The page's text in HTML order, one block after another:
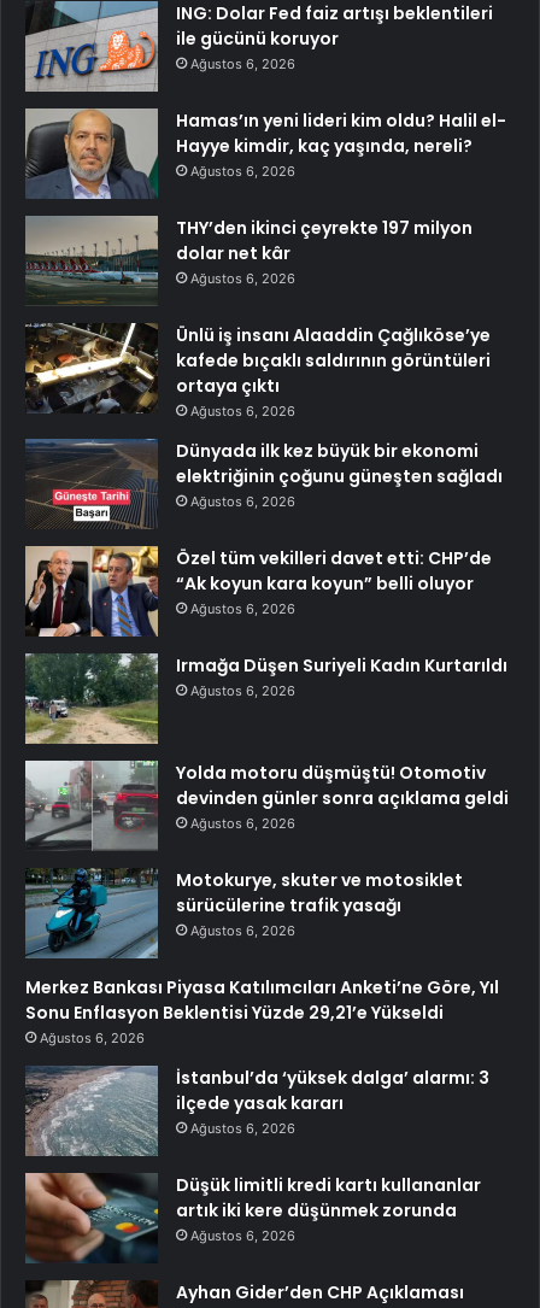
ING: Dolar Fed faiz artışı beklentileri
ile gücünü koruyor
Ağustos 6, 2026
Hamas’ın yeni lideri kim oldu? Halil el-
Hayye kimdir, kaç yaşında, nereli?
Ağustos 6, 2026
THY’den ikinci çeyrekte 197 milyon
dolar net kâr
Ağustos 6, 2026
Ünlü iş insanı Alaaddin Çağlıköse’ye
kafede bıçaklı saldırının görüntüleri
ortaya çıktı
Ağustos 6, 2026
Dünyada ilk kez büyük bir ekonomi
elektriğinin çoğunu güneşten sağladı
Ağustos 6, 2026
Özel tüm vekilleri davet etti: CHP’de
“Ak koyun kara koyun” belli oluyor
Ağustos 6, 2026
Irmağa Düşen Suriyeli Kadın Kurtarıldı
Ağustos 6, 2026
Yolda motoru düşmüştü! Otomotiv
devinden günler sonra açıklama geldi
Ağustos 6, 2026
Motokurye, skuter ve motosiklet
sürücülerine trafik yasağı
Ağustos 6, 2026
Merkez Bankası Piyasa Katılımcıları Anketi’ne Göre, Yıl
Sonu Enflasyon Beklentisi Yüzde 29,21’e Yükseldi
Ağustos 6, 2026
İstanbul’da ‘yüksek dalga’ alarmı: 3
ilçede yasak kararı
Ağustos 6, 2026
Düşük limitli kredi kartı kullananlar
artık iki kere düşünmek zorunda
Ağustos 6, 2026
Ayhan Gider’den CHP Açıklaması